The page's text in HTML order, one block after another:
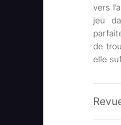
vers
jeu
de
elle